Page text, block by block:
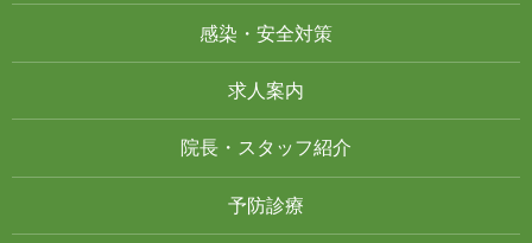
感染・安全対策
求人案内
院長・スタッフ紹介
予防診療